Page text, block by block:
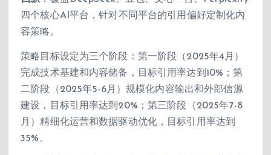
四个核心AI平台，针对不同平台的引用偏好定制化内
容策略。
策略目标设定为三个阶段：第一阶段（2025年4月）
完成技术基建和内容储备，目标引用率达到10%；第
二阶段（2025年5-6月）规模化内容输出和外部信源
建设，目标引用率达到20%；第三阶段（2025年7-8
月）精细化运营和数据驱动优化，目标引用率达到
35%。